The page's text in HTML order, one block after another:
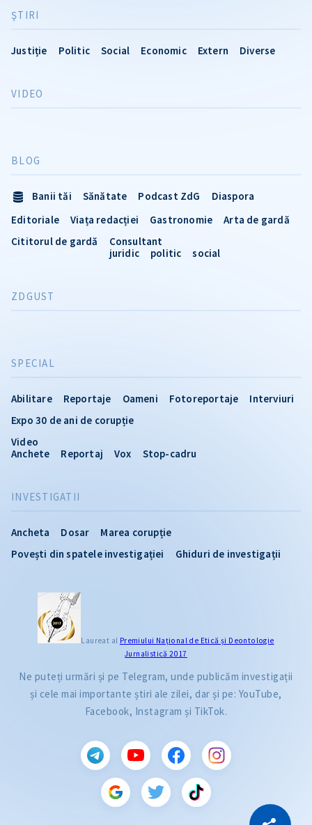
ŞTIRI
Justiție Politic Social Economic Extern Diverse
INVESTIGATII
Ancheta Dosar
Marea corupție
Povești din spatele investigației
Ghiduri de investigații
VIDEO
SPECIAL
Abilitare Reportaje Oameni Fotoreportaje
Interviuri
Expo 30 de ani de corupție
Video
Anchete
Reportaj Vox Stop-cadru
BLOG
Banii tăi Sănătate Podcast ZdG
Diaspora
Editoriale
Viața redacției Gastronomie
Arta de gardă
Cititorul de gardă
Consultant
juridic
politic social
ZDGUST
Laureat al Premiului Naţional de Etică și Deontologie
Jurnalistică 2017
Ne puteți urmări și pe Telegram, unde publicăm investigații
și cele mai importante știri ale zilei, dar și pe: YouTube,
Facebook, Instagram și TikTok.